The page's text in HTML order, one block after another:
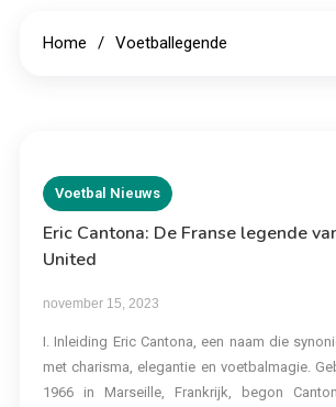
Home Voetballegende
Voetbal Nieuws
Eric Cantona: De Franse legende
United
november 15, 2023
I. Inleiding Eric Cantona, een naam die
met charisma, elegantie en voetbalmagie.
1966 in Marseille, Frankrijk, begon